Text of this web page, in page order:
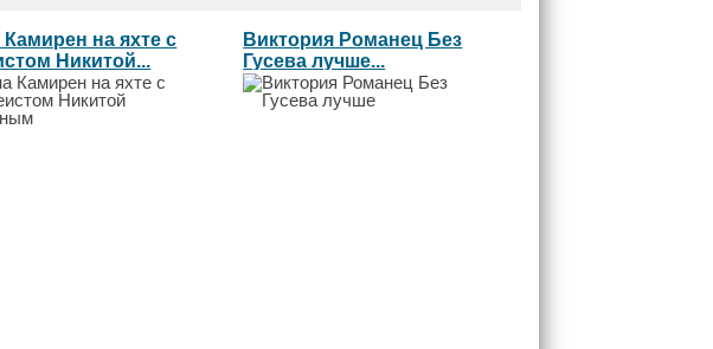
на яхте с
Никитой...
Виктория Романец Без
Гусева лучше...